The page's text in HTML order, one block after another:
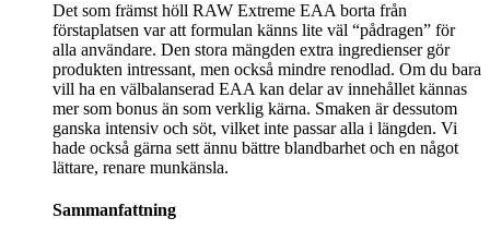
Det som främst höll RAW Extreme EAA borta från
förstaplatsen var att formulan känns lite väl “pådragen” för
alla användare. Den stora mängden extra ingredienser gör
produkten intressant, men också mindre renodlad. Om du bara
vill ha en välbalanserad EAA kan delar av innehållet kännas
mer som bonus än som verklig kärna. Smaken är dessutom
ganska intensiv och söt, vilket inte passar alla i längden. Vi
hade också gärna sett ännu bättre blandbarhet och en något
lättare, renare munkänsla.
Sammanfattning